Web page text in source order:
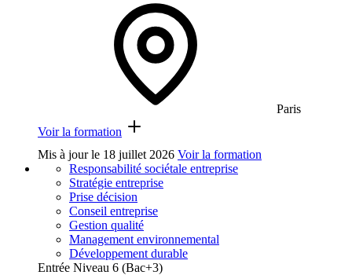
Paris
Voir la formation
Mis à jour le 18 juillet 2026 Voir la formation
Responsabilité sociétale entreprise
Stratégie entreprise
Prise décision
Conseil entreprise
Gestion qualité
Management environnemental
Développement durable
Entrée Niveau 6 (Bac+3)